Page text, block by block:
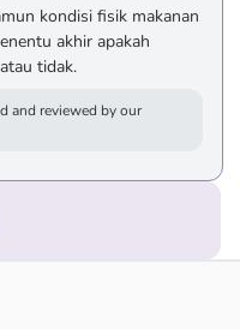
kondisi fisik makanan
akhir apakah
tidak.
and reviewed by our